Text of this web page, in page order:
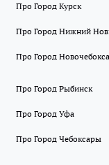
Про Город Курск
Про Город Нижний
Про Город
Про Город Рыбинск
Про Город Уфа
Про Город Чебоксары